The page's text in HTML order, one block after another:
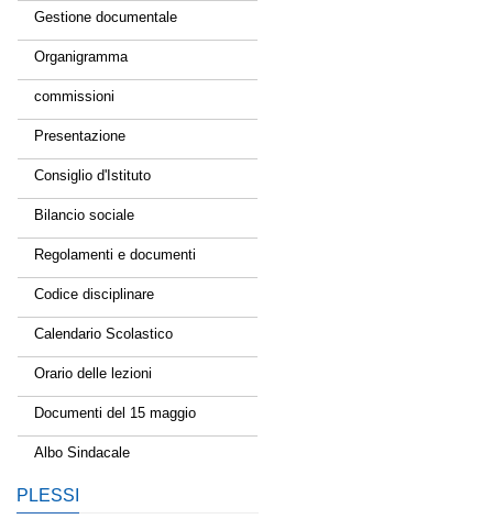
Gestione documentale
Organigramma
commissioni
Presentazione
Consiglio d'Istituto
Bilancio sociale
Regolamenti e documenti
Codice disciplinare
Calendario Scolastico
Orario delle lezioni
Documenti del 15 maggio
Albo Sindacale
PLESSI